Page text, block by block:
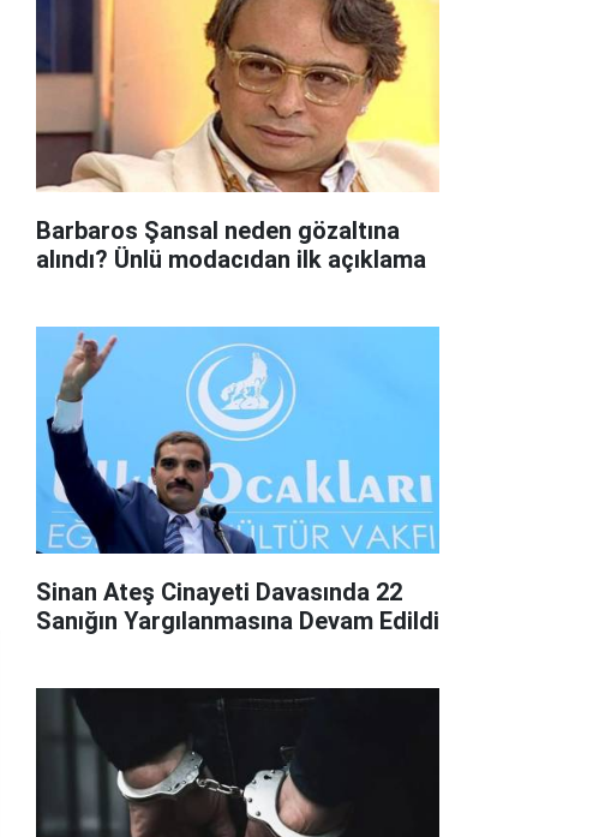
Barbaros Şansal neden gözaltına
alındı? Ünlü modacıdan ilk açıklama
Sinan Ateş Cinayeti Davasında 22
Sanığın Yargılanmasına Devam Edildi